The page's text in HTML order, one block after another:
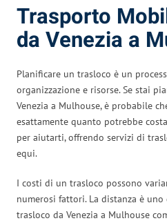
Trasporto
da Venezia a
Planificare un trasloco è un
organizzazione e risorse. Se stai
Venezia a Mulhouse, è probabile
esattamente quanto potrebbe
per aiutarti, offrendo servizi di
equi.
I costi di un trasloco possono
numerosi fattori. La distanza è
trasloco da Venezia a Mulhouse